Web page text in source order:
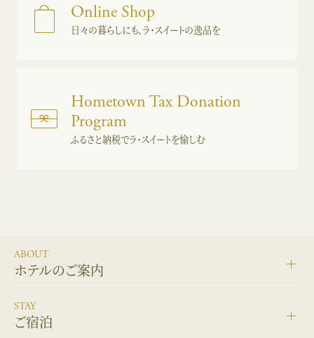
Online Shop
日々の暮らしにも、ラ・スイートの逸品を
Hometown Tax Donation
Program
ふるさと納税でラ・スイートを愉しむ
ABOUT
ホテルのご案内
STAY
ご宿泊